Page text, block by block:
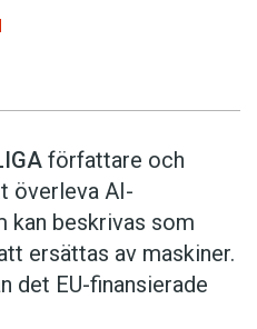
författare och
överleva AI-
kan beskrivas som
ersättas av maskiner.
det EU-finansierade